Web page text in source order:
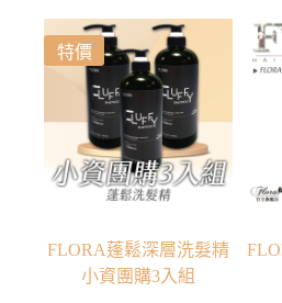
格：
NT$2,370。
格：
NT$1,896。
特價
FLORA蓬鬆深層洗髮精
小資團購3入組